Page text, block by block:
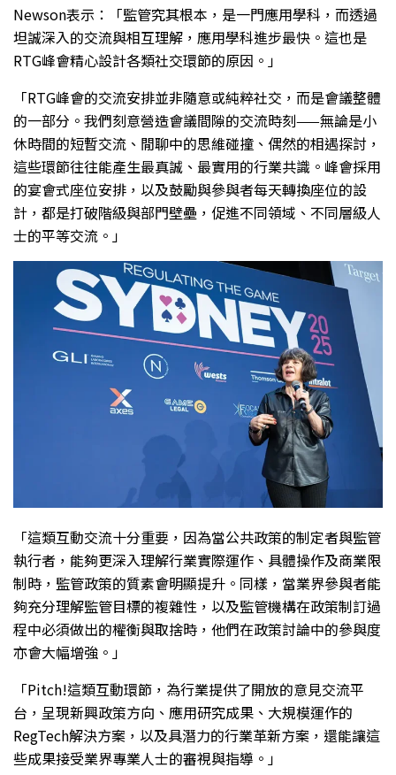
Newson表示：「監管究其根本，是一門應用學科，而透過
坦誠深入的交流與相互理解，應用學科進步最快。這也是
RTG峰會精心設計各類社交環節的原因。」
「RTG峰會的交流安排並非隨意或純粹社交，而是會議整體
的一部分。我們刻意營造會議間隙的交流時刻——無論是小
休時間的短暫交流、閒聊中的思維碰撞、偶然的相遇探討，
這些環節往往能產生最真誠、最實用的行業共識。峰會採用
的宴會式座位安排，以及鼓勵與參與者每天轉換座位的設
計，都是打破階級與部門壁壘，促進不同領域、不同層級人
士的平等交流。」
「這類互動交流十分重要，因為當公共政策的制定者與監管
執行者，能夠更深入理解行業實際運作、具體操作及商業限
制時，監管政策的質素會明顯提升。同樣，當業界參與者能
夠充分理解監管目標的複雜性，以及監管機構在政策制訂過
程中必須做出的權衡與取捨時，他們在政策討論中的參與度
亦會大幅增強。」
「Pitch!這類互動環節，為行業提供了開放的意見交流平
台，呈現新興政策方向、應用研究成果、大規模運作的
RegTech解決方案，以及具潛力的行業革新方案，還能讓這
些成果接受業界專業人士的審視與指導。」